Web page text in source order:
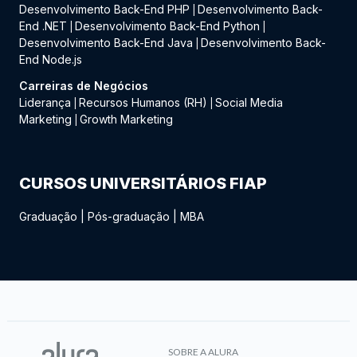
Desenvolvimento Back-End PHP
Desenvolvimento Back-
End .NET
Desenvolvimento Back-End Python
Desenvolvimento Back-End Java
Desenvolvimento Back-
End Node.js
Carreiras de Negócios
Liderança
Recursos Humanos (RH)
Social Media
Marketing
Growth Marketing
CURSOS UNIVERSITÁRIOS FIAP
Graduação Pós-graduação MBA
SOBRE A ALURA